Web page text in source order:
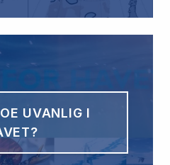
UVANLIG I